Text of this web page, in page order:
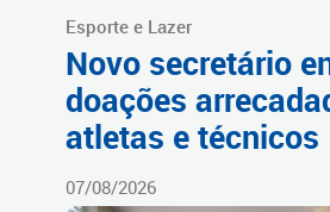
Esporte e Lazer
Novo secretário
doações
atletas e técnicos
07/08/2026